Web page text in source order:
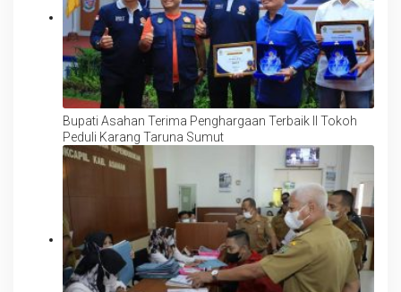
Bupati Asahan Terima Penghargaan Terbaik II Tokoh
Peduli Karang Taruna Sumut